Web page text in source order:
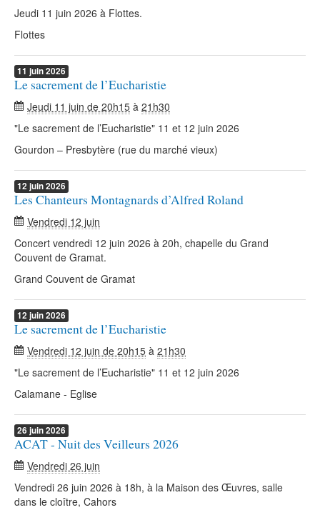
Jeudi 11 juin 2026 à Flottes.
Flottes
11 juin2026
Le sacrement de l’Eucharistie
Jeudi 11 juin de 20h15 à 21h30
"Le sacrement de l’Eucharistie" 11 et 12 juin 2026
Gourdon – Presbytère (rue du marché vieux)
12 juin2026
Les Chanteurs Montagnards d’Alfred Roland
Vendredi 12 juin
Concert vendredi 12 juin 2026 à 20h, chapelle du Grand
Couvent de Gramat.
Grand Couvent de Gramat
12 juin2026
Le sacrement de l’Eucharistie
Vendredi 12 juin de 20h15 à 21h30
"Le sacrement de l’Eucharistie" 11 et 12 juin 2026
Calamane - Eglise
26 juin2026
ACAT - Nuit des Veilleurs 2026
Vendredi 26 juin
Vendredi 26 juin 2026 à 18h, à la Maison des Œuvres, salle
dans le cloître, Cahors